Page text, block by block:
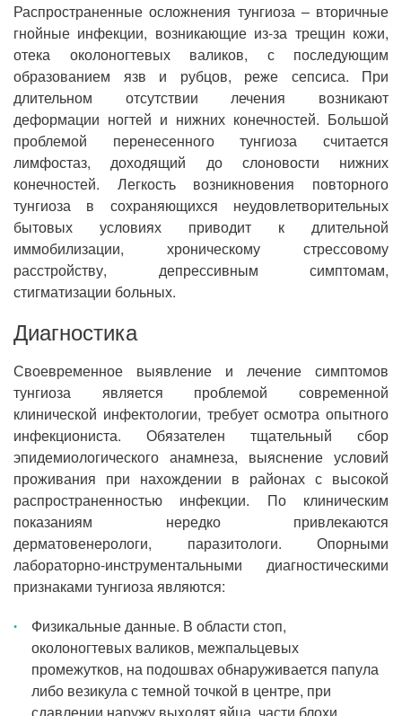
Распространенные осложнения тунгиоза – вторичные
гнойные инфекции, возникающие из-за трещин кожи,
отека околоногтевых валиков, с последующим
образованием язв и рубцов, реже сепсиса. При
длительном отсутствии лечения возникают
деформации ногтей и нижних конечностей. Большой
проблемой перенесенного тунгиоза считается
лимфостаз, доходящий до слоновости нижних
конечностей. Легкость возникновения повторного
тунгиоза в сохраняющихся неудовлетворительных
бытовых условиях приводит к длительной
иммобилизации, хроническому стрессовому
расстройству, депрессивным симптомам,
стигматизации больных.
Диагностика
Своевременное выявление и лечение симптомов
тунгиоза является проблемой современной
клинической инфектологии, требует осмотра опытного
инфекциониста. Обязателен тщательный сбор
эпидемиологического анамнеза, выяснение условий
проживания при нахождении в районах с высокой
распространенностью инфекции. По клиническим
показаниям нередко привлекаются
дерматовенерологи, паразитологи. Опорными
лабораторно-инструментальными диагностическими
признаками тунгиоза являются:
Физикальные данные. В области стоп,
околоногтевых валиков, межпальцевых
промежутков, на подошвах обнаруживается папула
либо везикула с темной точкой в центре, при